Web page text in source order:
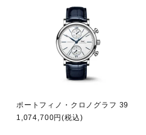
ポートフィノ・クロノグラフ 39
1,074,700円(税込)